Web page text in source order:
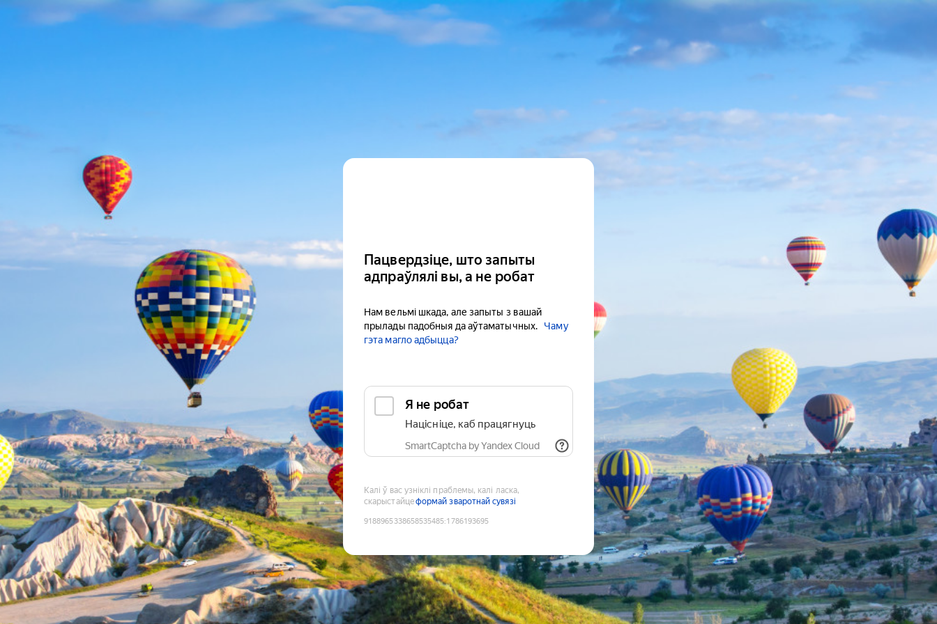
Пацвердзіце, што запыты
адпраўлялі вы, а не робат
Нам вельмі шкада, але запыты з вашай
прылады падобныя да аўтаматычных.
Чаму
гэта магло адбыцца?
Я не робат
Націсніце, каб працягнуць
SmartCaptcha by Yandex Cloud
Калі ў вас узніклі праблемы, калі ласка,
скарыстайцеформай зваротнай сувязі
9188965338658535485:1786193695